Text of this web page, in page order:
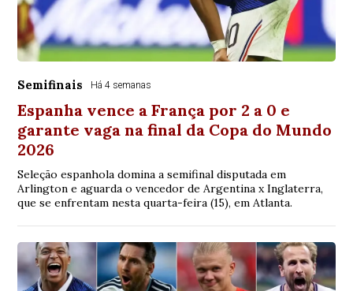
Semifinais Há 4 semanas
Espanha vence a França por 2 a 0 e
garante vaga na final da Copa do Mundo
2026
Seleção espanhola domina a semifinal disputada em
Arlington e aguarda o vencedor de Argentina x Inglaterra,
que se enfrentam nesta quarta-feira (15), em Atlanta.